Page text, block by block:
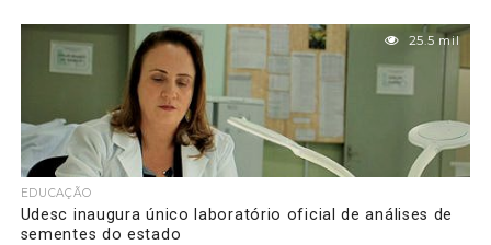
25.5 mil
EDUCAÇÃO
Udesc inaugura único laboratório oficial de análises de
sementes do estado